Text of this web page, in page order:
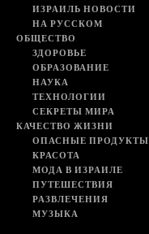
ИЗРАИЛЬ НОВОСТИ
НА РУССКОМ
ОБЩЕСТВО
ЗДОРОВЬЕ
ОБРАЗОВАНИЕ
НАУКА
ТЕХНОЛОГИИ
СЕКРЕТЫ МИРА
КАЧЕСТВО ЖИЗНИ
ОПАСНЫЕ ПРОДУКТЫ
КРАСОТА
МОДА В ИЗРАИЛЕ
ПУТЕШЕСТВИЯ
РАЗВЛЕЧЕНИЯ
МУЗЫКА